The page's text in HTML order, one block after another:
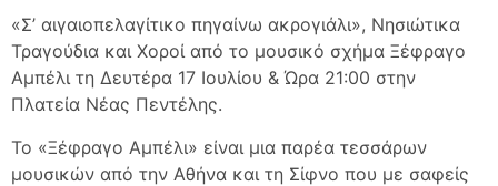
«Σ’ αιγαιοπελαγίτικο πηγαίνω ακρογιάλι», Νησιώτικα
Τραγούδια και Χοροί από το μουσικό σχήμα Ξέφραγο
Αμπέλι τη Δευτέρα 17 Ιουλίου & Ώρα 21:00 στην
Πλατεία Νέας Πεντέλης.
Το «Ξέφραγο Αμπέλι» είναι μια παρέα τεσσάρων
μουσικών από την Αθήνα και τη Σίφνο που με σαφείς